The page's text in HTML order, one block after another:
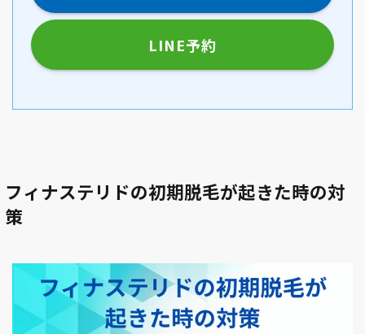
LINE予約
フィナステリドの初期脱毛が起きた時の対
策